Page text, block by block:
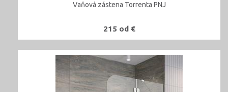
Vaňová zástena Torrenta PNJ
215 od €